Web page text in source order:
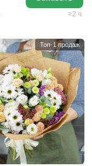
2 ч.
Топ-1 продаж